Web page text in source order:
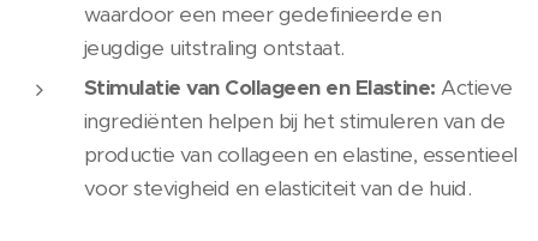
waardoor een meer gedefinieerde en
jeugdige uitstraling ontstaat.
Stimulatie van Collageen en Elastine: Actieve
ingrediënten helpen bij het stimuleren van de
productie van collageen en elastine, essentieel
voor stevigheid en elasticiteit van de huid.